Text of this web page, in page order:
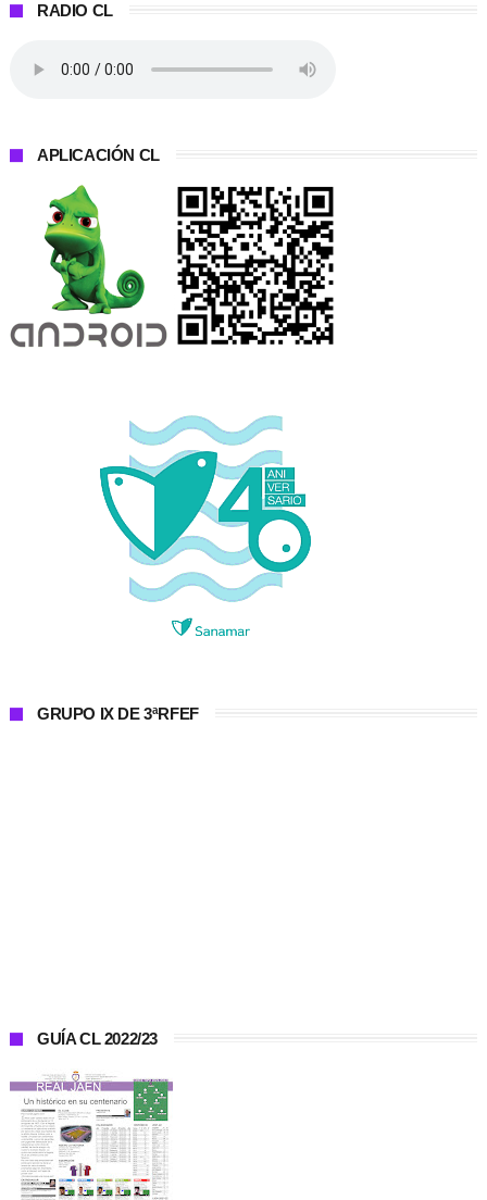
RADIO CL
APLICACIÓN CL
GRUPO IX DE 3ªRFEF
GUÍA CL 2022/23